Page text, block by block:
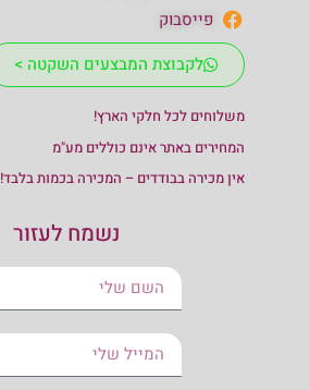
פייסבוק
לקבוצת המבצעים השקטה >
משלוחים לכל חלקי הארץ!
המחירים באתר אינם כוללים מע"מ
אין מכירה בבודדים – המכירה בכמות בלבד!
נשמח לעזור